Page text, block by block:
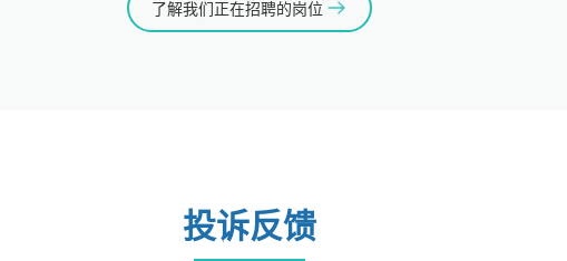
了解我们正在招聘的岗位
投诉反馈